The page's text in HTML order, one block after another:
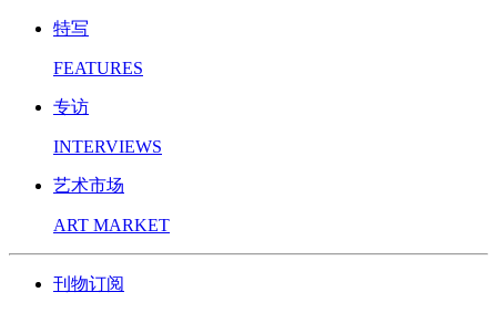
特写
FEATURES
专访
INTERVIEWS
艺术市场
ART MARKET
刊物订阅